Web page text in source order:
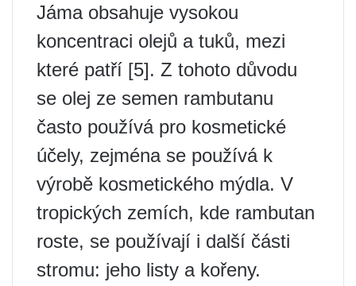
Jáma obsahuje vysokou
koncentraci olejů a tuků, mezi
které patří [5]. Z tohoto důvodu
se olej ze semen rambutanu
často používá pro kosmetické
účely, zejména se používá k
výrobě kosmetického mýdla. V
tropických zemích, kde rambutan
roste, se používají i další části
stromu: jeho listy a kořeny.